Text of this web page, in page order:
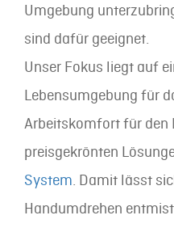
Umgebung
sind dafür geeignet.
Unser Fokus liegt auf
Lebensumgebung für
Arbeitskomfort für den
preisgekrönten
System. Damit lässt
Handumdrehen